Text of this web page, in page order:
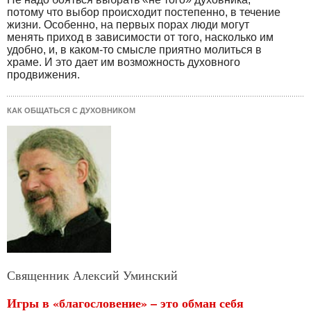
потому что выбор происходит постепенно, в течение
жизни. Особенно, на первых порах люди могут
менять приход в зависимости от того, насколько им
удобно, и, в каком-то смысле приятно молиться в
храме. И это дает им возможность духовного
продвижения.
КАК ОБЩАТЬСЯ С ДУХОВНИКОМ
Священник Алексий Уминский
Игры в «благословение» – это обман себя